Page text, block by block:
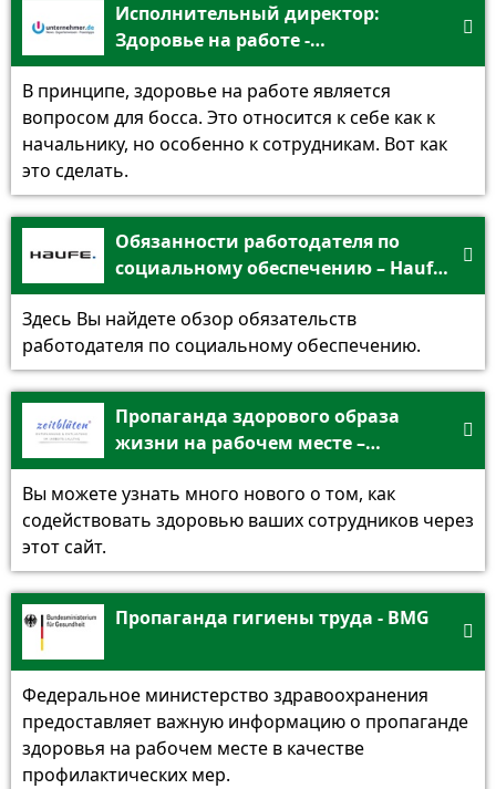
Исполнительный директор:
Здоровье на работе -
предприниматель

В принципе, здоровье на работе является
вопросом для босса. Это относится к себе как к
начальнику, но особенно к сотрудникам. Вот как
это сделать.
Обязанности работодателя по
социальному обеспечению – Haufe
Verlag

Здесь Вы найдете обзор обязательств
работодателя по социальному обеспечению.
Пропаганда здорового образа
жизни на рабочем месте –
Zeitblüten

Вы можете узнать много нового о том, как
содействовать здоровью ваших сотрудников через
этот сайт.
Пропаганда гигиены труда - BMG

Федеральное министерство здравоохранения
предоставляет важную информацию о пропаганде
здоровья на рабочем месте в качестве
профилактических мер.